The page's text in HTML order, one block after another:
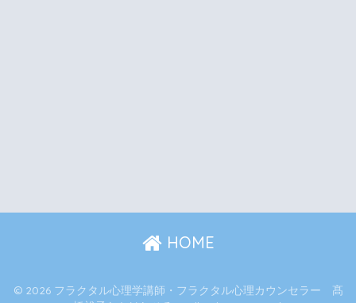
HOME
© 2026 フラクタル心理学講師・フラクタル心理カウンセラー 髙